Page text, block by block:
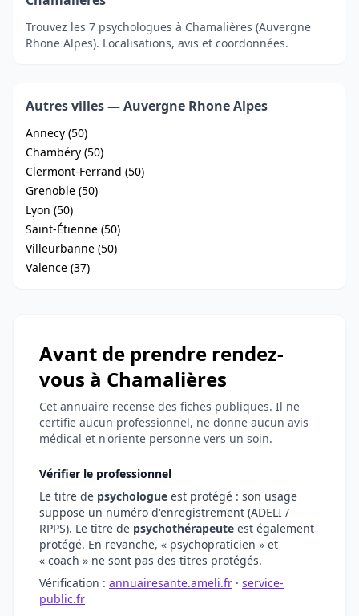
Trouvez les 7 psychologues à Chamalières (Auvergne
Rhone Alpes). Localisations, avis et coordonnées.
Autres villes — Auvergne Rhone Alpes
Annecy (50)
Chambéry (50)
Clermont-Ferrand (50)
Grenoble (50)
Lyon (50)
Saint-Étienne (50)
Villeurbanne (50)
Valence (37)
Avant de prendre rendez-
vous à Chamalières
Cet annuaire recense des fiches publiques. Il ne
certifie aucun professionnel, ne donne aucun avis
médical et n'oriente personne vers un soin.
Vérifier le professionnel
Le titre de psychologue est protégé : son usage
suppose un numéro d'enregistrement (ADELI /
RPPS). Le titre de psychothérapeute est également
protégé. En revanche, « psychopraticien » et
« coach » ne sont pas des titres protégés.
Vérification : annuairesante.ameli.fr · service-
public.fr